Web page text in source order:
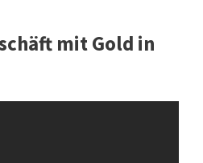
mit Gold in